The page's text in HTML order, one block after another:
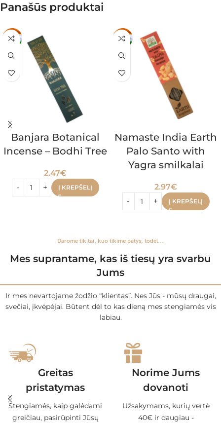
Panašūs produktai
Banjara Botanical
Incense – Bodhi Tree
2.47€
Į KREPŠELĮ
Namaste India Earth
Palo Santo with
Yagra smilkalai
2.97€
Į KREPŠELĮ
Darome tik tai, kuo tikime patys, todėl...
Mes suprantame, kas iš tiesų yra svarbu
Jums
Ir mes nevartojame žodžio “klientas”. Nes Jūs - mūsų draugai,
svečiai, įkvėpėjai. Būtent dėl to kas dieną mes stengiamės vis
labiau.
Greitas
pristatymas
Stengiamės, kaip galėdami
greičiau, pasirūpinti Jūsų
Norime Jums
dovanoti
Užsakymams, kurių vertė
40€ ir daugiau -